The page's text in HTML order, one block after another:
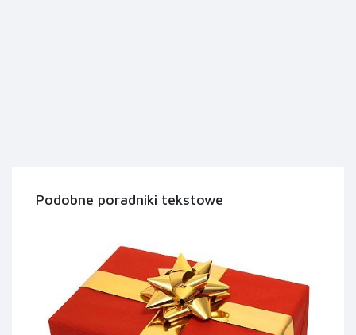
Podobne poradniki tekstowe